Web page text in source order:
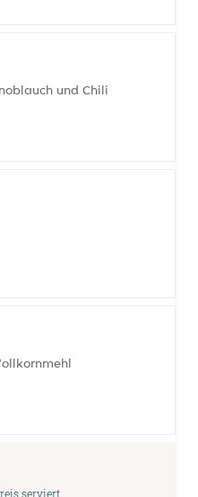
und Chili
serviert.